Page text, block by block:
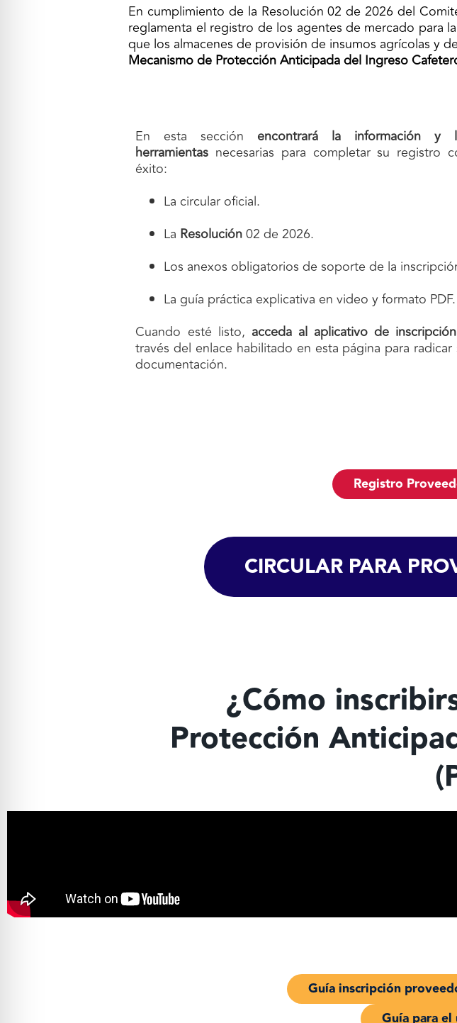
En cumplimiento de la Resolución 02 de 2026 del
reglamenta el registro de los agentes de mercado para
que los almacenes de provisión de insumos agrícolas y
Mecanismo de Protección Anticipada del Ingreso
En esta sección encontrará la información y
herramientas necesarias para completar su registro
éxito:
La circular oficial.
La Resolución02 de 2026.
Los anexos obligatorios de soporte de la
La guía práctica explicativa en video y formato PDF.
Cuando esté listo, acceda al aplicativo de inscripción
través del enlace habilitado en esta página para radicar
documentación.
Registro
CIRCULAR PARA
¿Cómo
Protección
Guía inscripción
Guía para